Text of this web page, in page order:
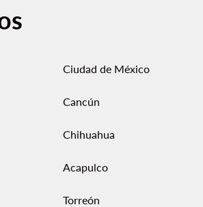
Ciudad de México
Cancún
Chihuahua
Acapulco
Torreón